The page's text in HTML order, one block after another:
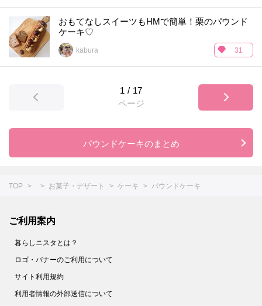
おもてなしスイーツもHMで簡単！栗のパウンド
ケーキ♡
kabura 31
1 / 17
ページ
パウンドケーキのまとめ
TOP お菓子・デザート ケーキ パウンドケーキ
ご利用案内
暮らしニスタとは？
ロゴ・バナーのご利用について
サイト利用規約
利用者情報の外部送信について